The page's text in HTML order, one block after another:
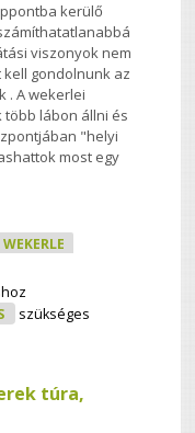
kerülő
viszonyok nem
gondolnunk az
. A wekerlei
több lábon állni és
"helyi
most egy
Élelmiszer-Sztori
szükséges
túra,